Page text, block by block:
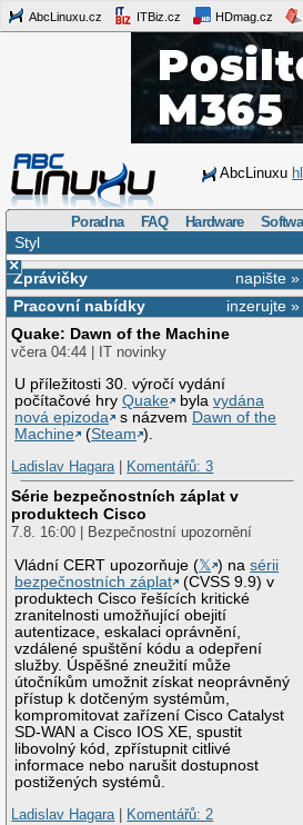
AbcLinuxu.cz ITBiz.cz HDmag.cz
AbcLinuxu
Poradna FAQ Hardware
Styl
×
napište »
Zprávičky
inzerujte »
Pracovní nabídky
Quake: Dawn of the Machine
včera 04:44 | IT novinky
U příležitosti 30. výročí vydání
počítačové hryQuake bylavydána
nová epizoda
s názvem Dawn of the
Machine
(Steam ).
Ladislav Hagara| Komentářů: 3
Série bezpečnostních záplat v
produktech Cisco
7.8. 16:00 | Bezpečnostní upozornění
Vládní CERT upozorňuje (𝕏 ) nasérii
bezpečnostních záplat
(CVSS 9.9) v
produktech Cisco řešících kritické
zranitelnosti umožňující obejití
autentizace, eskalaci oprávnění,
vzdálené spuštění kódu a odepření
služby. Úspěšné zneužití může
útočníkům umožnit získat neoprávněný
přístup k dotčeným systémům,
kompromitovat zařízení Cisco Catalyst
SD-WAN a Cisco IOS XE, spustit
libovolný kód, zpřístupnit citlivé
informace nebo narušit dostupnost
postižených systémů.
Ladislav Hagara| Komentářů: 2